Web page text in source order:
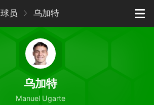
球员 乌加特
乌加特
Manuel Ugarte